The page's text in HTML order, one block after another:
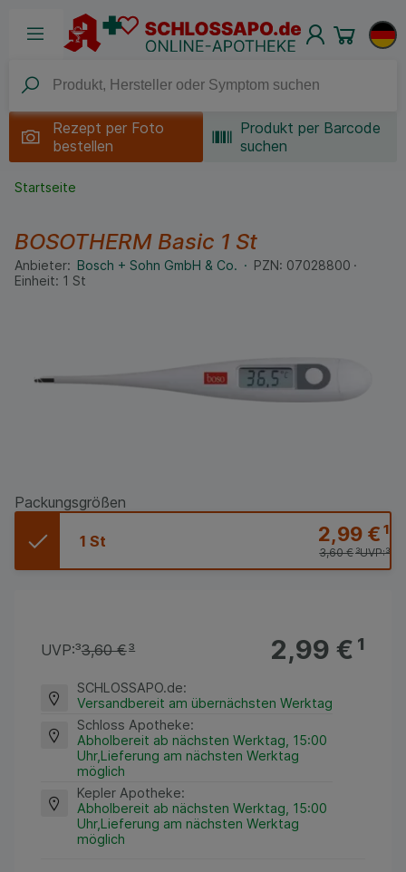
Rezept per Foto
bestellen
Produkt per Barcode
suchen
Startseite
BOSOTHERM Basic 1 St
Anbieter: Bosch + Sohn GmbH & Co. PZN: 07028800
Einheit: 1 St
Packungsgrößen
1 St 2,99 €¹
UVP:³
3,60 €³
2,99 €¹
UVP:³3,60 €³
SCHLOSSAPO.de:
Versandbereit am übernächsten Werktag
Schloss Apotheke:
Abholbereit ab nächsten Werktag, 15:00
Uhr,Lieferung am nächsten Werktag
möglich
Kepler Apotheke:
Abholbereit ab nächsten Werktag, 15:00
Uhr,Lieferung am nächsten Werktag
möglich